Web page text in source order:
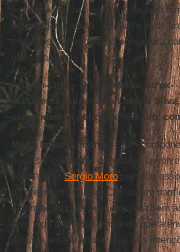
emblema dessa situação. Era uma
fazer alguma coisa, de não ficar de
cruzados diante de uma conjuntura
mais alarmante.
IHU On-Line – O julgamento do ex-
presidente Luiz Inácio Lula da
componentes políticos? Se sim,
Maria Isabel Limongi – Tem
nestas e outras mil anomalias
como o juizSergio Moropermitiu
da presidenta
Dilma . Circularam
e convocando as pessoas para irem
com todo o arsenal midiático que a
dúvidas àquela altura, quais as